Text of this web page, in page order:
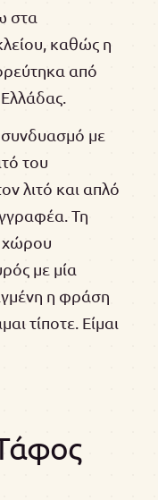
στα
καθώς η
από
με
του
λιτό και απλό
Τη
χώρου
με μία
η φράση
τίποτε. Είμαι